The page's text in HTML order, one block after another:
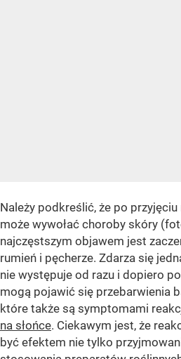
Należy podkreślić, że po
może wywołać choroby skóry
najczęstszym objawem jest
rumień i pęcherze. Zdarza się
nie występuje od razu i dopiero
mogą pojawić się przebarwienia
które także są symptomami
na słońce. Ciekawym jest, że
być efektem nie tylko